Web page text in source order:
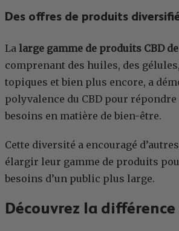
Des offres de produits
La large gamme de produits CBD
comprenant des huiles, des
topiques et bien plus encore, a
polyvalence du CBD pour
besoins en matière de bien-être.
Cette diversité a encouragé
élargir leur gamme de produits
besoins d’un public plus large.
Découvrez la